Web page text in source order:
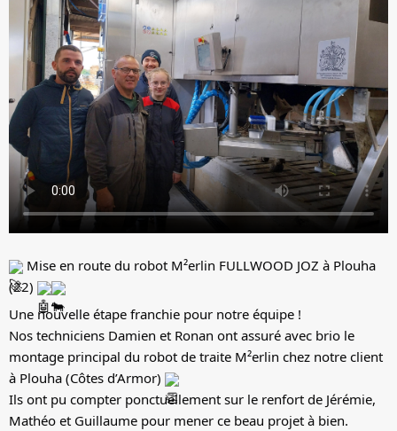
Mise en route du robot M²erlin FULLWOOD JOZ à Plouha
(22)
Une nouvelle étape franchie pour notre équipe !
Nos techniciens Damien et Ronan ont assuré avec brio le
montage principal du robot de traite M²erlin chez notre client
à Plouha (Côtes d’Armor)
Ils ont pu compter ponctuellement sur le renfort de Jérémie,
Mathéo et Guillaume pour mener ce beau projet à bien.